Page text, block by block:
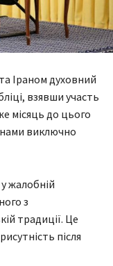
Іраном духовний
взявши участь
місяць до цього
виключно
жалобній
з
традиції. Це
після